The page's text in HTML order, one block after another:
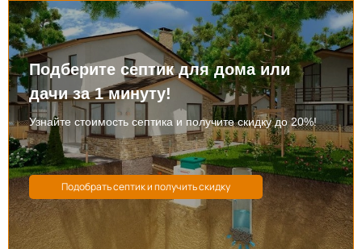
Подберите септик для дома или
дачи за 1 минуту!
Узнайте стоимость септика и получите скидку до 20%!